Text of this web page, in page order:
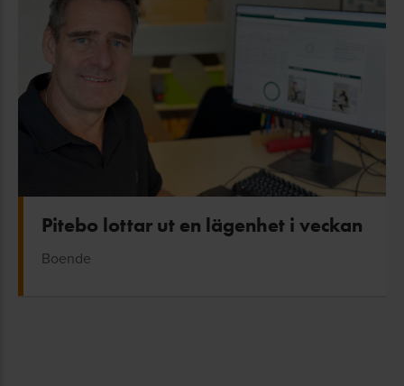
Pitebo lottar ut en lägenhet i veckan
Boende